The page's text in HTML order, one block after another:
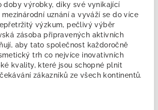
doby výrobky, díky své vynikající
uznání a vyváží se do více
výzkum, pečlivý výběr
zásoba připravených aktivních
aby tato společnost každoročně
trh co nejvíce inovativních
kvality, které jsou schopné plnit
zákazníků ze všech kontinentů.